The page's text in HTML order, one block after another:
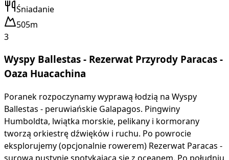
Śniadanie
505m
3
Wyspy Ballestas - Rezerwat Przyrody Paracas -
Oaza Huacachina
Poranek rozpoczynamy wyprawą łodzią na Wyspy
Ballestas - peruwiańskie Galapagos. Pingwiny
Humboldta, lwiątka morskie, pelikany i kormorany
tworzą orkiestrę dźwięków i ruchu. Po powrocie
eksplorujemy (opcjonalnie rowerem) Rezerwat Paracas -